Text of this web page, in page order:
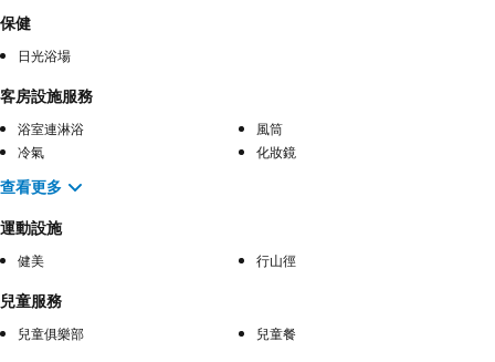
保健
日光浴場
客房設施服務
浴室連淋浴
風筒
冷氣
化妝鏡
查看更多
運動設施
健美 行山徑
兒童服務
兒童俱樂部 兒童餐